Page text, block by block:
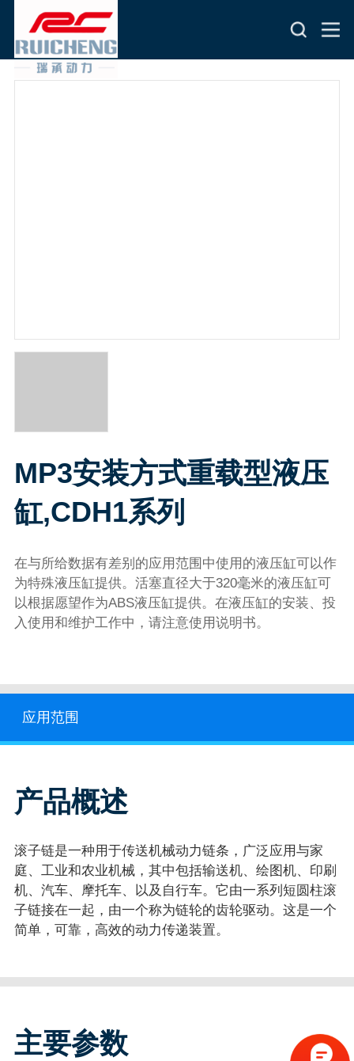
MP3安装方式重载型液压
缸,CDH1系列
在与所给数据有差别的应用范围中使用的液压缸可以作
为特殊液压缸提供。活塞直径大于320毫米的液压缸可
以根据愿望作为ABS液压缸提供。在液压缸的安装、投
入使用和维护工作中，请注意使用说明书。
应用范围
产品概述
滚子链是一种用于传送机械动力链条，广泛应用与家
庭、工业和农业机械，其中包括输送机、绘图机、印刷
机、汽车、摩托车、以及自行车。它由一系列短圆柱滚
子链接在一起，由一个称为链轮的齿轮驱动。这是一个
简单，可靠，高效的动力传递装置。
主要参数